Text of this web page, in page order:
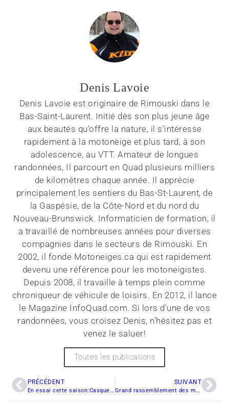
Denis Lavoie
Denis Lavoie est originaire de Rimouski dans le
Bas-Saint-Laurent. Initié dès son plus jeune âge
aux beautés qu'offre la nature, il s'intéresse
rapidement à la motoneige et plus tard, à son
adolescence, au VTT. Amateur de longues
randonnées, Il parcourt en Quad plusieurs milliers
de kilomètres chaque année. Il apprécie
principalement les sentiers du Bas-St-Laurent, de
la Gaspésie, de la Côte-Nord et du nord du
Nouveau-Brunswick. Informaticien de formation, il
a travaillé de nombreuses années pour diverses
compagnies dans le secteurs de Rimouski. En
2002, il fonde Motoneiges.ca qui est rapidement
devenu une référence pour les motoneigistes.
Depuis 2008, il travaille à temps plein comme
chroniqueur de véhicule de loisirs. En 2012, il lance
le Magazine InfoQuad.com. Si lors d'une de vos
randonnées, vous croisez Denis, n'hésitez pas et
venez le saluer!
Toutes les publications
PRÉCÉDENT
En essai cette saison:Casque CKX Tx-218 Toxic, lunettes CKX et des gants HMK Hipora de Kimpex
SUIVANT
Grand rassemblement des motoneigistes Charlevoix: Une occasion de savourer le meilleur de l’hiver